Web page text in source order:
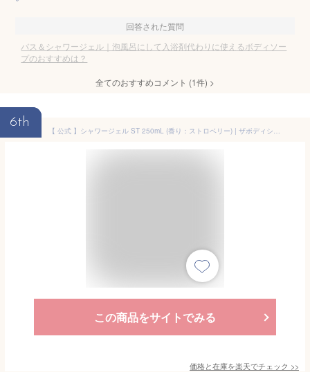
回答された質問
バス＆シャワージェル｜泡風呂にして入浴剤代わりに使えるボディソー
プのおすすめは？
全てのおすすめコメント (1件) >
6th
【 公式 】シャワージェル ST 250mL (香り：ストロベリー) | ザボディショップ THE BODY SHOP ボディショップ コスメ ギフト 女性 プレゼント 誕生日 いい香り いい匂い 結婚祝い ボディーソープ ボディソープ 石鹸 退職 プチギフト ボディシャンプー 退職祝い ボディ 保湿
この商品をサイトでみる
価格と在庫を楽天でチェック >>